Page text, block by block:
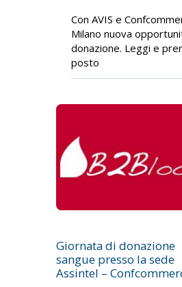
Con AVIS e
Milano nuova
donazione. Leggi e
posto
Giornata di donazione
sangue presso la sede
Assintel –